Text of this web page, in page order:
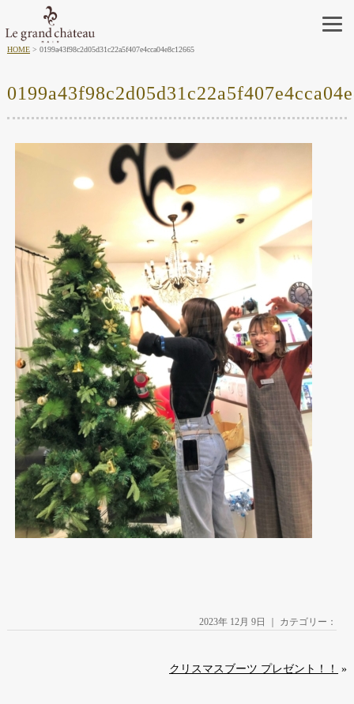
HOME 0199a43f98c2d05d31c22a5f407e4cca04e8c12665
2023年 12月 9日 ｜ カテゴリー：
クリスマスブーツ プレゼント！！ »